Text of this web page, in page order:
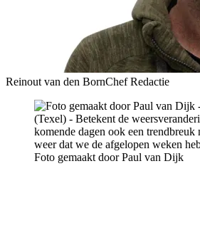
Reinout van den BornChef Redactie
Foto gemaakt door Paul van Dijk